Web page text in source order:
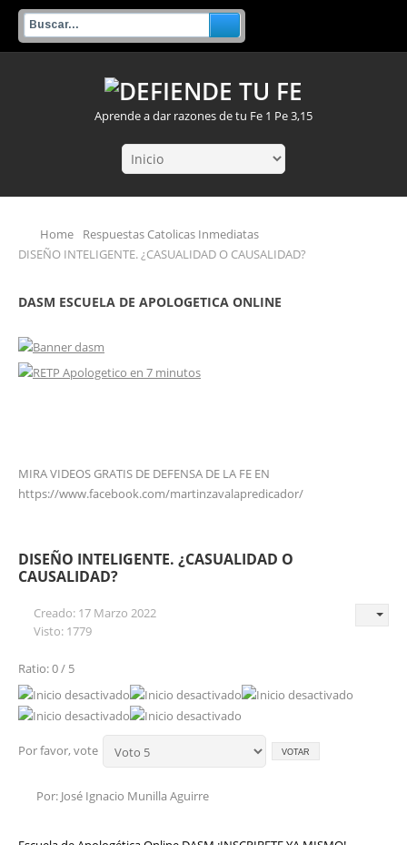
Aprende a dar razones de tu Fe 1 Pe 3,15
Home
Respuestas Catolicas Inmediatas
DISEÑO INTELIGENTE. ¿CASUALIDAD O CAUSALIDAD?
DASM ESCUELA DE APOLOGETICA ONLINE
MIRA VIDEOS GRATIS DE DEFENSA DE LA FE EN
https://www.facebook.com/martinzavalapredicador/
DISEÑO INTELIGENTE. ¿CASUALIDAD O
CAUSALIDAD?
Creado: 17 Marzo 2022
Visto: 1779
Ratio: 0 / 5
Por favor, vote
Por: José Ignacio Munilla Aguirre